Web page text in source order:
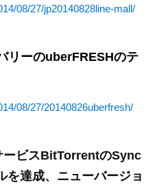
08/27/jp20140828line-mall/
リーのuberFRESHのテ
08/27/20140826uberfresh/
ービスBitTorrentのSync
を達成、ニューバージョ